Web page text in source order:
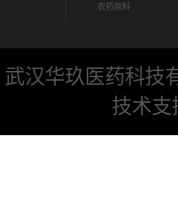
农药原料
武汉华玖医药科技
技术